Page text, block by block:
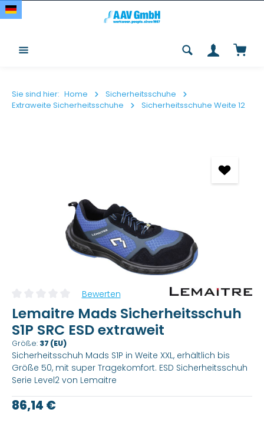
Zum Hauptinhalt springen
Sie sind hier: Home
Sicherheitsschuhe
Extraweite Sicherheitsschuhe
Sicherheitsschuhe Weite 12
Durchschnittliche Bewertung von 0 von 5 Sternen
Bewerten
Lemaitre Mads Sicherheitsschuh
S1P SRC ESD extraweit
Größe: 37 (EU)
Sicherheitsschuh Mads S1P in Weite XXL, erhältlich bis
Größe 50, mit super Tragekomfort. ESD Sicherheitsschuh
Serie Level2 von Lemaitre
Regulärer Preis:
86,14 €